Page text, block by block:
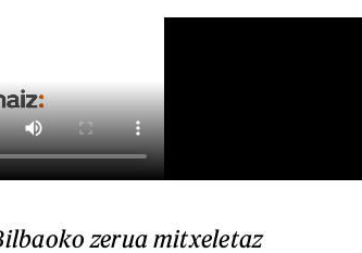
zerua mitxeletaz